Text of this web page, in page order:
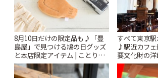
8月10日だけの限定品も♪「豊
島屋」で見つける鳩の日グッズ
と本店限定アイテム | ことりっ
ぷ
すべて東京
♪駅近カフェ
要文化財の
札すぐのレ
りっぷ